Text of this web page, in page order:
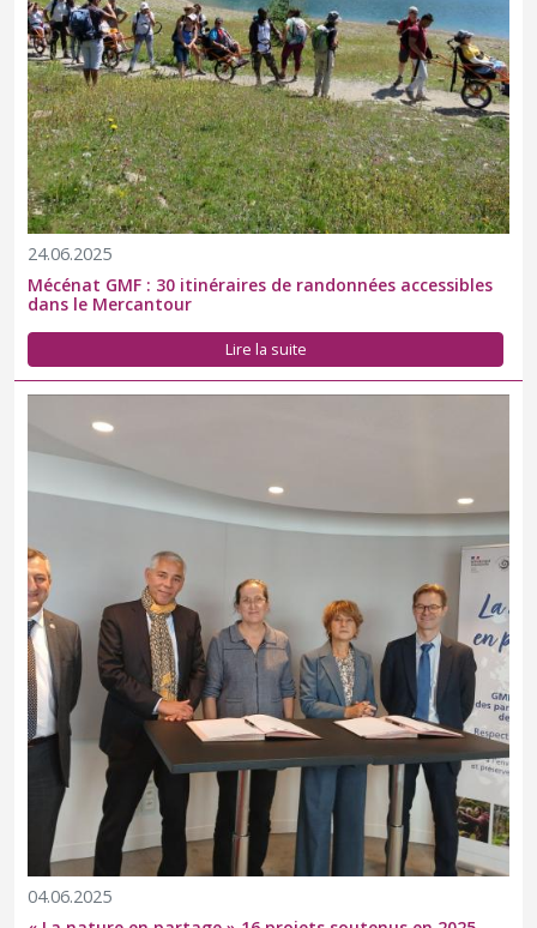
24.06.2025
Mécénat GMF : 30 itinéraires de randonnées accessibles
dans le Mercantour
Lire la suite
04.06.2025